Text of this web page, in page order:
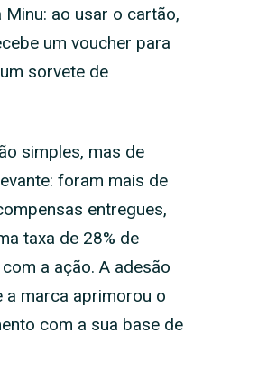
ao usar o cartão,
um voucher para
sorvete de
simples, mas de
foram mais de
entregues,
taxa de 28% de
a ação. A adesão
a marca aprimorou o
com a sua base de